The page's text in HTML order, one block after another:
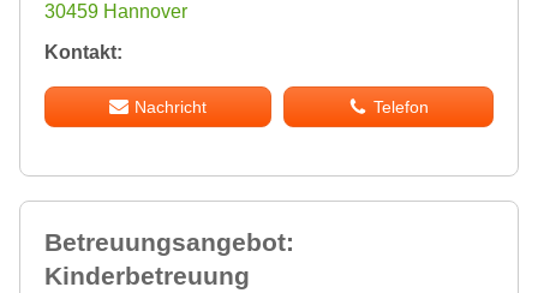
30459 Hannover
Kontakt:
Nachricht Telefon
Betreuungsangebot:
Kinderbetreuung